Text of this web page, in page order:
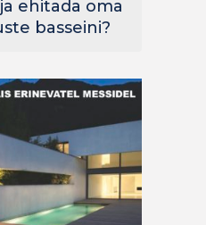
ehitada oma
basseini?